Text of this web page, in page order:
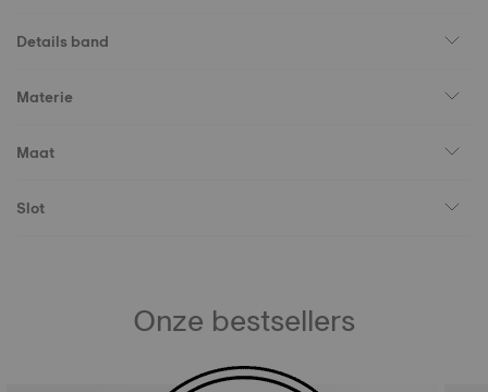
Details band
Materie
Maat
Slot
Onze bestsellers